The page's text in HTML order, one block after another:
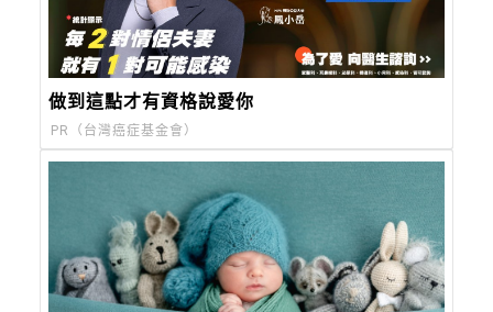
做到這點才有資格說愛你
PR（台灣癌症基金會）